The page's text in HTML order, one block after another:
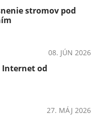
stromov pod
08. JÚN 2026
Internet od
27. MÁJ 2026